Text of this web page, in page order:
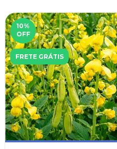
10%
OFF
FRETE GRÁTIS